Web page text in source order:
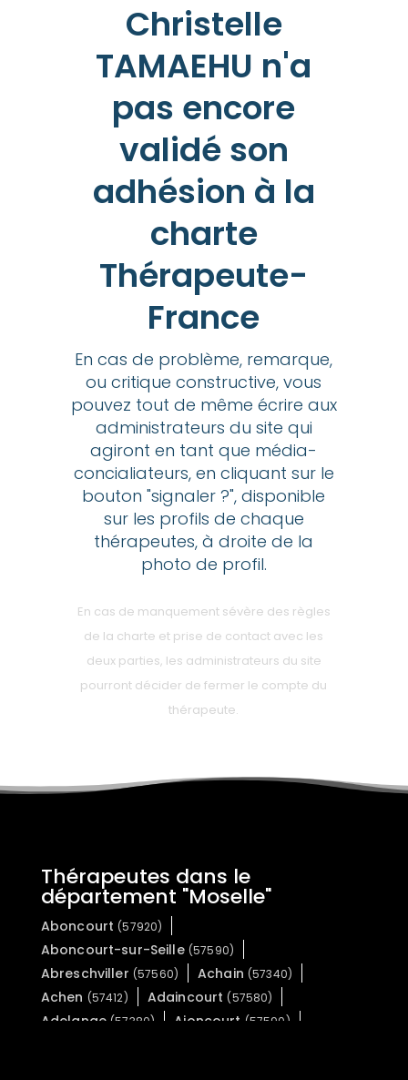
Christelle
TAMAEHU n'a
pas encore
validé son
adhésion à la
charte
Thérapeute-
France
En cas de problème, remarque,
ou critique constructive, vous
pouvez tout de même écrire aux
administrateurs du site qui
agiront en tant que média-
concialiateurs, en cliquant sur le
bouton "signaler ?", disponible
sur les profils de chaque
thérapeutes, à droite de la
photo de profil.
En cas de manquement sévère des règles
de la charte et prise de contact avec les
deux parties, les administrateurs du site
pourront décider de fermer le compte du
thérapeute.
Thérapeutes dans le
département "Moselle"
Aboncourt (57920)
Aboncourt-sur-Seille (57590)
Abreschviller (57560) Achain (57340)
Achen (57412) Adaincourt (57580)
Adelange (57380) Ajoncourt (57590)